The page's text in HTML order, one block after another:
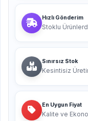
Hızlı Gönderim
Stoklu
Sınırsız Stok
Kesintisiz
En Uygun Fiyat
Kalite ve